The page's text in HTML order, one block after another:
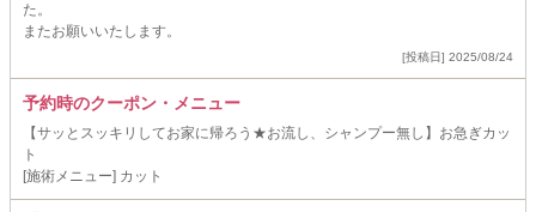
た。
またお願いいたします。
[投稿日] 2025/08/24
予約時のクーポン・メニュー
【サッとスッキリしてお家に帰ろう★お流し、シャンプー無し】お急ぎカッ
ト
[施術メニュー] カット